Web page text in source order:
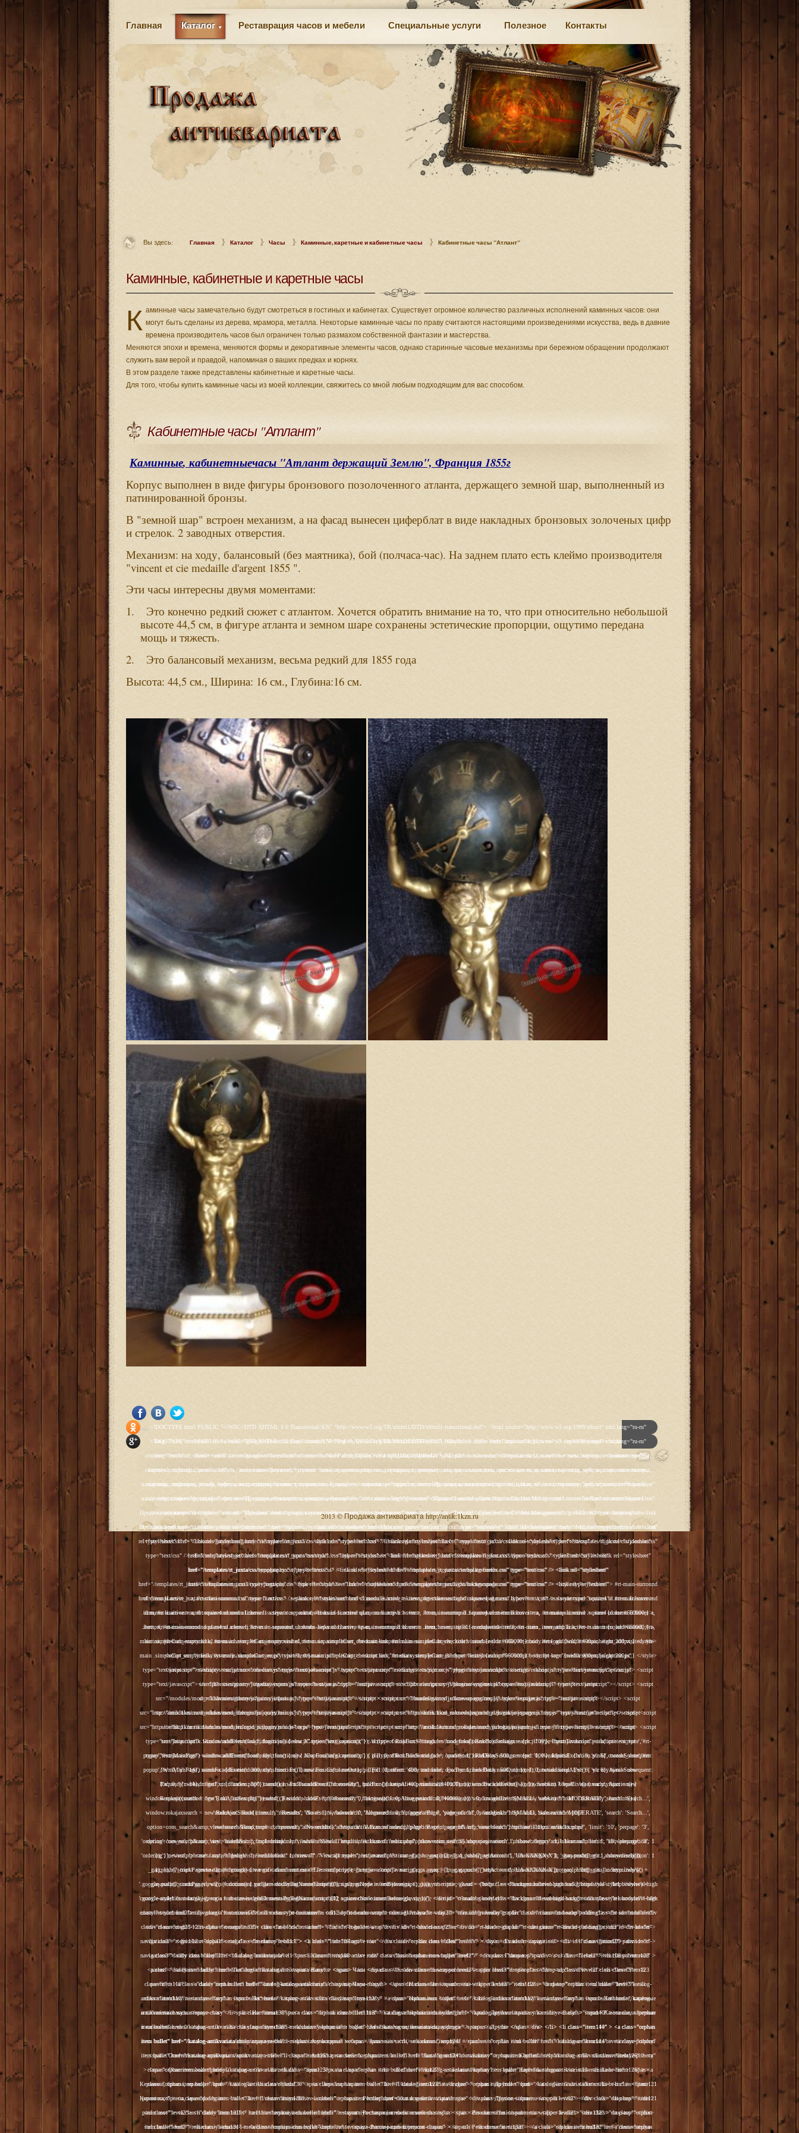
Главная Каталог Реставрация часов и мебели Специальные услуги Полезное Контакты
Вы здесь: Главная Каталог Часы Каминные, каретные и кабинетные часы Кабинетные часы "Атлант"
Каминные, кабинетные и каретные часы
К аминные часы замечательно будут смотреться в гостиных и кабинетах. Существует огромное количество различных исполнений каминных часов: они
могут быть сделаны из дерева, мрамора, металла. Некоторые каминные часы по праву считаются настоящими произведениями искусства, ведь в давние
времена производитель часов был ограничен только размахом собственной фантазии и мастерства.
Меняются эпохи и времена, меняются формы и декоративные элементы часов, однако старинные часовые механизмы при бережном обращении продолжают
служить вам верой и правдой, напоминая о ваших предках и корнях.
В этом разделе также представлены кабинетные и каретные часы.
Для того, чтобы купить каминные часы из моей коллекции, свяжитесь со мной любым подходящим для вас способом.
Кабинетные часы "Атлант"
Каминные, кабинетныечасы "Атлант держащий Землю", Франция 1855г
Корпус выполнен в виде фигуры бронзового позолоченного атланта, держащего земной шар, выполненный из
патинированной бронзы.
В "земной шар"встроен механизм, а на фасад вынесен циферблат в виде накладных бронзовых золоченых цифр
и стрелок. 2 заводных отверстия.
Механизм: на ходу, балансовый (без маятника), бой (полчаса-час). На заднем плато есть клеймо производителя
"vincent et cie medaille d'argent 1855 ".
Эти часы интересны двумя моментами:
1.
Это конечно редкий сюжет с атлантом. Хочется обратить внимание на то, что при относительно небольшой
высоте 44,5 см, в фигуре атланта и земном шаре сохранены эстетические пропорции, ощутимо передана
мощь и тяжесть.
2.
Это балансовый механизм, весьма редкий для 1855 года
Высота: 44,5 см., Ширина: 16 см., Глубина:16 см.
<!DOCTYPE html PUBLIC "-//W3C//DTD XHTML 1.0 Transitional//EN" "http://www.w3.org/TR/xhtml1/DTD/xhtml1-transitional.dtd"> <html xmlns="http://www.w3.org/1999/xhtml" xml:lang="ru-ru" lang="ru-ru" > <head> <meta name="google-site-verification" content="4vFPaFr8_T0N5uYcY4vh3M1DtIkbIJH6yDV7_NDqfJc" /> <base href="http://antik.1kzn.ru/" /> <meta http-equiv="content-type" content="text/html; charset=utf-8" /> <meta name="keywords" content="каталог антиквариат, часы продажа, старинные часы, напольные часы, настенные часы, каминные часы, мебель, старинные люстры, картины, торшеры, резьба, мебель, коллекционирование, чугунное литьё, предметы старины, реставрация, интерьер, модерн, классицизм, кресло, диван, мозаика, гарнитур, дуб, зеркало, светильник, канделябр, шифоньер, шкаф, буфет, комод, сундук, букинист, жирандоль, бронза" /> <meta name="rights" content="Продажа антиквариата http://antik.1kzn.ru" /> <meta name="author" content="Super User" /> <meta name="description" content="Продажа антиквариата, каталог антиквариата." /> <meta name="generator" content="Joomla! - Open Source Content Management" /> <title>Каталог антиквариата - Продажа антиквариата </title> <link rel="stylesheet" href="/plugins/system/rokbox/assets/styles/rokbox.css" type="text/css" /> <link rel="stylesheet" href="/libraries/gantry/css/grid-12.css" type="text/css" /> <link rel="stylesheet" href="/libraries/gantry/css/gantry.css" type="text/css" /> <link rel="stylesheet" href="/libraries/gantry/css/joomla.css" type="text/css" /> <link rel="stylesheet" href="/templates/rt_juxta/css/joomla.css" type="text/css" /> <link rel="stylesheet" href="/templates/rt_juxta/css/style1.css" type="text/css" /> <link rel="stylesheet" href="/templates/rt_juxta/css/demo-styles.css" type="text/css" /> <link rel="stylesheet" href="/templates/rt_juxta/css/template.css" type="text/css" /> <link rel="stylesheet" href="/templates/rt_juxta/css/template-firefox.css" type="text/css" /> <link rel="stylesheet" href="/templates/rt_juxta/css/typography.css" type="text/css" /> <link rel="stylesheet" href="/templates/rt_juxta/css/backgrounds.css" type="text/css" /> <link rel="stylesheet" href="/templates/rt_juxta/css/fusionmenu.css" type="text/css" /> <link rel="stylesheet" href="/modules/mod_roknewspager/themes/light/roknewspager.css" type="text/css" /> <style type="text/css"> #rt-main-surround ul.menu li.active > a, #rt-main-surround ul.menu li.active > .separator, #rt-main-surround ul.menu li.active > .item, #rt-main-surround .square4 ul.menu li:hover > a, #rt-main-surround .square4 ul.menu li:hover > .item, #rt-main-surround .square4 ul.menu li:hover > .separator, .roktabs-links ul li.active span, .menutop li:hover > .item, .menutop li.f-menuparent-itemfocus .item, .menutop li.active > .item {color:#660000;} a, .button, #rt-main-surround ul.menu a:hover, #rt-main-surround ul.menu .separator:hover, #rt-main-surround ul.menu .item:hover, .title1 .module-title .title, #rt-main .item_add:link, #rt-main .item_add:visited, #rt-main .simpleCart_empty:link, #rt-main .simpleCart_empty:visited, #rt-main .simpleCart_checkout:link, #rt-main .simpleCart_checkout:visited {color:#660000;} body #rt-logo {width:400px;height:200px;} </style> <script src="/media/system/js/mootools-core.js" type="text/javascript"></script> <script src="/media/system/js/core.js" type="text/javascript"></script> <script src="/media/system/js/caption.js" type="text/javascript"></script> <script src="/media/system/js/mootools-more.js" type="text/javascript"></script> <script src="/plugins/system/rokbox/assets/js/rokbox.js" type="text/javascript"></script> <script src="/libraries/gantry/js/gantry-inputs.js" type="text/javascript"></script> <script src="/libraries/gantry/js/browser-engines.js" type="text/javascript"></script> <script src="/modules/mod_roknavmenu/themes/fusion/js/fusion.js" type="text/javascript"></script> <script src="/modules/mod_roknewspager/tmpl/js/roknewspager.js" type="text/javascript"></script> <script src="http://antik.1kzn.ru/modules/mod_rizlogin/js/jquery.min.js" type="text/javascript"></script> <script src="http://antik.1kzn.ru/modules/mod_rizlogin/js/jquery-ui.min.js" type="text/javascript"></script> <script src="http://antik.1kzn.ru/modules/mod_rizlogin/js/side-bar.js" type="text/javascript"></script> <script src="/modules/mod_rokajaxsearch/js/rokajaxsearch.js" type="text/javascript"></script> <script type="text/javascript"> window.addEvent('load', function() { new JCaption('img.caption'); }); if (typeof RokBoxSettings == 'undefined') RokBoxSettings = {pc: '100'}; InputsExclusion.push('.content_vote','#rt-popup','#vmMainPage') window.addEvent('domready', function() { new Fusion('ul.menutop', { pill: 0, effect: 'slide and fade', opacity: 1, hideDelay: 500, centered: 0, tweakInitial: {'x': 9, 'y': 6}, tweakSubsequent: {'x': 0, 'y': -14}, menuFx: {duration: 300, transition: Fx.Transitions.Circ.easeOut}, pillFx: {duration: 400, transition: Fx.Transitions.Back.easeOut} }); }); function keepAlive() { var myAjax = new Request({method: "get", url: "index.php"}).send();} window.addEvent("domready", function(){ keepAlive.periodical(840000); }); window.addEvent((window.webkit) ? 'load' : 'domready', function() { window.rokajaxsearch = new RokAjaxSearch({ 'results': 'Results', 'close': '', 'websearch': 0, 'blogsearch': 0, 'imagesearch': 0, 'videosearch': 0, 'imagesize': 'SMALL', 'safesearch': 'MODERATE', 'search': 'Search...', 'readmore': 'Read more...', 'noresults': 'No results', 'advsearch': 'Advanced search', 'page': 'Page', 'page_of': 'of', 'searchlink': 'http://antik.1kzn.ru/index.php?option=com_search&amp;view=search&amp;tmpl=component', 'advsearchlink': 'http://antik.1kzn.ru/index.php?option=com_search&amp;view=search', 'uribase': 'http://antik.1kzn.ru/', 'limit': '10', 'perpage': '3', 'ordering': 'newest', 'phrase': 'any', 'hidedivs': '', 'includelink': 1, 'viewall': 'View all results', 'estimated': 'estimated', 'showestimated': 1, 'showpagination': 1, 'showcategory': 1, 'showreadmore': 1, 'showdescription': 1 }); }); </script> <meta name="google-site-verification" content="" /> <script type="text/javascript"> var _gaq = _gaq || []; _gaq.push(['_setAccount', 'UA-XXXXX-X']); _gaq.push(['_gat._anonymizeIp']); _gaq.push(['_trackPageview']); (function() { var ga = document.createElement('script'); ga.type = 'text/javascript'; ga.async = true; ga.src = ('https:' == document.location.protocol ? 'https://ssl' : 'http://www') + '.google-analytics.com/ga.js'; var s = document.getElementsByTagName('script')[0]; s.parentNode.insertBefore(ga, s); })(); </script> </head> <body class="backgroundlevel-high backgroundstyle-style1 bodylevel-high cssstyle-style1 font-family-georgia font-size-is-default menu-type-fusionmenu col12 option-com-content menu-glavnaya "> <div id="rt-mainbg-overlay"> <div class="rt-surround-wrap"><div class="rt-surround"><div class="rt-surround2"><div class="rt-surround3"> <div class="rt-container"> <div id="rt-header-wrap"><div id="rt-header-wrap2"> <div id="rt-header-graphic"> <div class="rt-header-padding"> <div id="rt-header"> <div class="rt-grid-12 rt-alpha rt-omega"> <div class="rt-block"> <a href="/" id="rt-logo"></a> </div> </div> <div class="clear"></div> </div> <div id="rt-navigation"><div id="rt-navigation2"><div id="rt-navigation3"> <div class="nopill"> <ul class="menutop level1 " > <li class="item108 active root" > <a class="orphan item bullet" href="/" > <span> Главная </span> </a> </li> <li class="item109 parent root" > <a class="daddy item bullet" href="/katalog-antikvariata" > <span> Каталог </span> </a> <div class="fusion-submenu-wrapper level2"> <div class="drop-top"></div> <ul class="level2"> <li class="item123 parent" > <a class="daddy item bullet" href="/katalog-antikvariata/chasy" > <span> Часы </span> </a> <div class="fusion-submenu-wrapper level3"> <div class="drop-top"></div> <ul class="level3"> <li class="item110" > <a class="orphan item bullet" href="/katalog-antikvariata/chasy/napolnye-chasy" > <span> Напольные </span> </a> </li> <li class="item112" > <a class="orphan item bulle
<!DOCTYPE html PUBLIC "-//W3C//DTD XHTML 1.0 Transitional//EN" "http://www.w3.org/TR/xhtml1/DTD/xhtml1-transitional.dtd"> <html xmlns="http://www.w3.org/1999/xhtml" xml:lang="ru-ru" lang="ru-ru" > <head> <meta name="google-site-verification" content="4vFPaFr8_T0N5uYcY4vh3M1DtIkbIJH6yDV7_NDqfJc" /> <base href="http://antik.1kzn.ru/" /> <meta http-equiv="content-type" content="text/html; charset=utf-8" /> <meta name="keywords" content="каталог антиквариат, часы продажа, старинные часы, напольные часы, настенные часы, каминные часы, мебель, старинные люстры, картины, торшеры, резьба, мебель, коллекционирование, чугунное литьё, предметы старины, реставрация, интерьер, модерн, классицизм, кресло, диван, мозаика, гарнитур, дуб, зеркало, светильник, канделябр, шифоньер, шкаф, буфет, комод, сундук, букинист, жирандоль, бронза" /> <meta name="rights" content="Продажа антиквариата http://antik.1kzn.ru" /> <meta name="author" content="Super User" /> <meta name="description" content="Продажа антиквариата, каталог антиквариата." /> <meta name="generator" content="Joomla! - Open Source Content Management" /> <title>Каталог антиквариата - Продажа антиквариата </title> <link rel="stylesheet" href="/plugins/system/rokbox/assets/styles/rokbox.css" type="text/css" /> <link rel="stylesheet" href="/libraries/gantry/css/grid-12.css" type="text/css" /> <link rel="stylesheet" href="/libraries/gantry/css/gantry.css" type="text/css" /> <link rel="stylesheet" href="/libraries/gantry/css/joomla.css" type="text/css" /> <link rel="stylesheet" href="/templates/rt_juxta/css/joomla.css" type="text/css" /> <link rel="stylesheet" href="/templates/rt_juxta/css/style1.css" type="text/css" /> <link rel="stylesheet" href="/templates/rt_juxta/css/demo-styles.css" type="text/css" /> <link rel="stylesheet" href="/templates/rt_juxta/css/template.css" type="text/css" /> <link rel="stylesheet" href="/templates/rt_juxta/css/template-firefox.css" type="text/css" /> <link rel="stylesheet" href="/templates/rt_juxta/css/typography.css" type="text/css" /> <link rel="stylesheet" href="/templates/rt_juxta/css/backgrounds.css" type="text/css" /> <link rel="stylesheet" href="/templates/rt_juxta/css/fusionmenu.css" type="text/css" /> <link rel="stylesheet" href="/modules/mod_roknewspager/themes/light/roknewspager.css" type="text/css" /> <style type="text/css"> #rt-main-surround ul.menu li.active > a, #rt-main-surround ul.menu li.active > .separator, #rt-main-surround ul.menu li.active > .item, #rt-main-surround .square4 ul.menu li:hover > a, #rt-main-surround .square4 ul.menu li:hover > .item, #rt-main-surround .square4 ul.menu li:hover > .separator, .roktabs-links ul li.active span, .menutop li:hover > .item, .menutop li.f-menuparent-itemfocus .item, .menutop li.active > .item {color:#660000;} a, .button, #rt-main-surround ul.menu a:hover, #rt-main-surround ul.menu .separator:hover, #rt-main-surround ul.menu .item:hover, .title1 .module-title .title, #rt-main .item_add:link, #rt-main .item_add:visited, #rt-main .simpleCart_empty:link, #rt-main .simpleCart_empty:visited, #rt-main .simpleCart_checkout:link, #rt-main .simpleCart_checkout:visited {color:#660000;} body #rt-logo {width:400px;height:200px;} </style> <script src="/media/system/js/mootools-core.js" type="text/javascript"></script> <script src="/media/system/js/core.js" type="text/javascript"></script> <script src="/media/system/js/caption.js" type="text/javascript"></script> <script src="/media/system/js/mootools-more.js" type="text/javascript"></script> <script src="/plugins/system/rokbox/assets/js/rokbox.js" type="text/javascript"></script> <script src="/libraries/gantry/js/gantry-inputs.js" type="text/javascript"></script> <script src="/libraries/gantry/js/browser-engines.js" type="text/javascript"></script> <script src="/modules/mod_roknavmenu/themes/fusion/js/fusion.js" type="text/javascript"></script> <script src="/modules/mod_roknewspager/tmpl/js/roknewspager.js" type="text/javascript"></script> <script src="http://antik.1kzn.ru/modules/mod_rizlogin/js/jquery.min.js" type="text/javascript"></script> <script src="http://antik.1kzn.ru/modules/mod_rizlogin/js/jquery-ui.min.js" type="text/javascript"></script> <script src="http://antik.1kzn.ru/modules/mod_rizlogin/js/side-bar.js" type="text/javascript"></script> <script src="/modules/mod_rokajaxsearch/js/rokajaxsearch.js" type="text/javascript"></script> <script type="text/javascript"> window.addEvent('load', function() { new JCaption('img.caption'); }); if (typeof RokBoxSettings == 'undefined') RokBoxSettings = {pc: '100'}; InputsExclusion.push('.content_vote','#rt-popup','#vmMainPage') window.addEvent('domready', function() { new Fusion('ul.menutop', { pill: 0, effect: 'slide and fade', opacity: 1, hideDelay: 500, centered: 0, tweakInitial: {'x': 9, 'y': 6}, tweakSubsequent: {'x': 0, 'y': -14}, menuFx: {duration: 300, transition: Fx.Transitions.Circ.easeOut}, pillFx: {duration: 400, transition: Fx.Transitions.Back.easeOut} }); }); function keepAlive() { var myAjax = new Request({method: "get", url: "index.php"}).send();} window.addEvent("domready", function(){ keepAlive.periodical(840000); }); window.addEvent((window.webkit) ? 'load' : 'domready', function() { window.rokajaxsearch = new RokAjaxSearch({ 'results': 'Results', 'close': '', 'websearch': 0, 'blogsearch': 0, 'imagesearch': 0, 'videosearch': 0, 'imagesize': 'SMALL', 'safesearch': 'MODERATE', 'search': 'Search...', 'readmore': 'Read more...', 'noresults': 'No results', 'advsearch': 'Advanced search', 'page': 'Page', 'page_of': 'of', 'searchlink': 'http://antik.1kzn.ru/index.php?option=com_search&amp;view=search&amp;tmpl=component', 'advsearchlink': 'http://antik.1kzn.ru/index.php?option=com_search&amp;view=search', 'uribase': 'http://antik.1kzn.ru/', 'limit': '10', 'perpage': '3', 'ordering': 'newest', 'phrase': 'any', 'hidedivs': '', 'includelink': 1, 'viewall': 'View all results', 'estimated': 'estimated', 'showestimated': 1, 'showpagination': 1, 'showcategory': 1, 'showreadmore': 1, 'showdescription': 1 }); }); </script> <meta name="google-site-verification" content="" /> <script type="text/javascript"> var _gaq = _gaq || []; _gaq.push(['_setAccount', 'UA-XXXXX-X']); _gaq.push(['_gat._anonymizeIp']); _gaq.push(['_trackPageview']); (function() { var ga = document.createElement('script'); ga.type = 'text/javascript'; ga.async = true; ga.src = ('https:' == document.location.protocol ? 'https://ssl' : 'http://www') + '.google-analytics.com/ga.js'; var s = document.getElementsByTagName('script')[0]; s.parentNode.insertBefore(ga, s); })(); </script> </head> <body class="backgroundlevel-high backgroundstyle-style1 bodylevel-high cssstyle-style1 font-family-georgia font-size-is-default menu-type-fusionmenu col12 option-com-content menu-glavnaya "> <div id="rt-mainbg-overlay"> <div class="rt-surround-wrap"><div class="rt-surround"><div class="rt-surround2"><div class="rt-surround3"> <div class="rt-container"> <div id="rt-header-wrap"><div id="rt-header-wrap2"> <div id="rt-header-graphic"> <div class="rt-header-padding"> <div id="rt-header"> <div class="rt-grid-12 rt-alpha rt-omega"> <div class="rt-block"> <a href="/" id="rt-logo"></a> </div> </div> <div class="clear"></div> </div> <div id="rt-navigation"><div id="rt-navigation2"><div id="rt-navigation3"> <div class="nopill"> <ul class="menutop level1 " > <li class="item108 active root" > <a class="orphan item bullet" href="/" > <span> Главная </span> </a> </li> <li class="item109 parent root" > <a class="daddy item bullet" href="/katalog-antikvariata" > <span> Каталог </span> </a> <div class="fusion-submenu-wrapper level2"> <div class="drop-top"></div> <ul class="level2"> <li class="item123 parent" > <a class="daddy item bullet" href="/katalog-antikvariata/chasy" > <span> Часы </span> </a> <div class="fusion-submenu-wrapper level3"> <div class="drop-top"></div> <ul class="level3"> <li class="item110" > <a class="orphan item bullet" href="/katalog-antikvariata/chasy/napolnye-chasy" > <span> Напольные </span> </a> </li> <li class="item112" > <a class="orphan item bulle
Social Like
2013 © Продажа антиквариата http://antik.1kzn.ru